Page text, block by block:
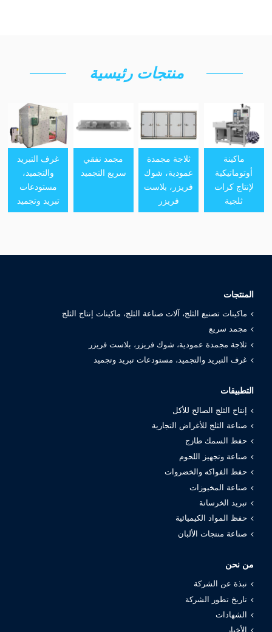
منتجات رئيسية
ماكينة
أوتوماتيكية
لإنتاج كرات
ثلجية
ثلاجة مجمدة
عمودية، شوك
فريزر، بلاست
فريزر
مجمد نفقي
سريع التجميد
غرف التبريد
والتجميد،
مستودعات
تبريد وتجميد
المنتجات
ماكينات تصنيع الثلج، آلات صناعة الثلج، ماكينات إنتاج الثلج
مجمد سريع
ثلاجة مجمدة عمودية، شوك فريزر، بلاست فريزر
غرف التبريد والتجميد، مستودعات تبريد وتجميد
التطبيقات
إنتاج الثلج الصالح للأكل
صناعة الثلج للأغراض التجارية
حفظ السمك طازج
صناعة وتجهيز اللحوم
حفظ الفواكه والخضروات
صناعة المخبوزات
تبريد الخرسانة
حفظ المواد الكيميائية
صناعة منتجات الألبان
من نحن
نبذة عن الشركة
تاريخ تطور الشركة
الشهادات